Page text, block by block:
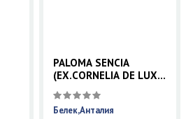
PALOMA SENCIA
(EX.CORNELIA DE LUXE
RESORT)
Белек,Анталия